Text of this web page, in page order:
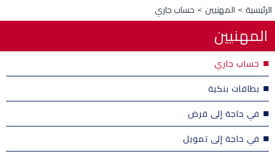
الرئيسية
المهنيين حساب جاري
المهنيين
حساب جاري
بطاقات بنكية
في حاجة إلى قرض
في حاجة إلى تمويل